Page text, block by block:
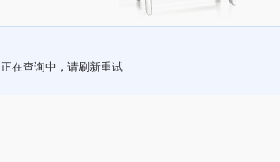
正在查询中，请刷新重试